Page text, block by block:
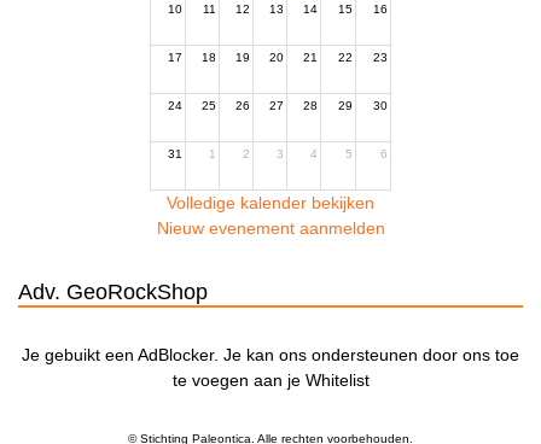
10 11 12 13 14 15 16
17 18 19 20 21 22 23
24 25 26 27 28 29 30
31 1 2 3 4 5 6
Volledige kalender bekijken
Nieuw evenement aanmelden
Adv. GeoRockShop
Je gebuikt een AdBlocker. Je kan ons ondersteunen door ons toe
te voegen aan je Whitelist
© Stichting Paleontica. Alle rechten voorbehouden.